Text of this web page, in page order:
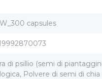
capsules
di psillio (semi di
Polvere di semi di